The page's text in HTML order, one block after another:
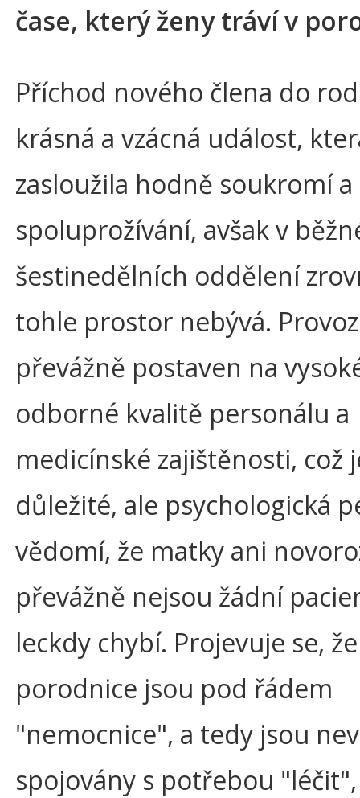
čase, který ženy tráví v
Příchod nového člena do
krásná a vzácná událost,
zasloužila hodně soukromí a
spoluprožívání, avšak v
šestinedělních oddělení
tohle prostor nebývá.
převážně postaven na
odborné kvalitě personálu a
medicínské zajištěnosti, což
důležité, ale psychologická
vědomí, že matky ani
převážně nejsou žádní
leckdy chybí. Projevuje se, že
porodnice jsou pod řádem
"nemocnice", a tedy jsou
spojovány s potřebou